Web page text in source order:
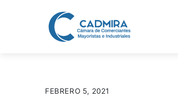
FEBRERO 5, 2021